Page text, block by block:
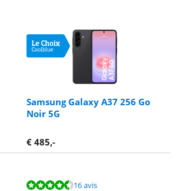
Samsung Galaxy A37 256 Go
Noir 5G
€ 485,-
16 avis